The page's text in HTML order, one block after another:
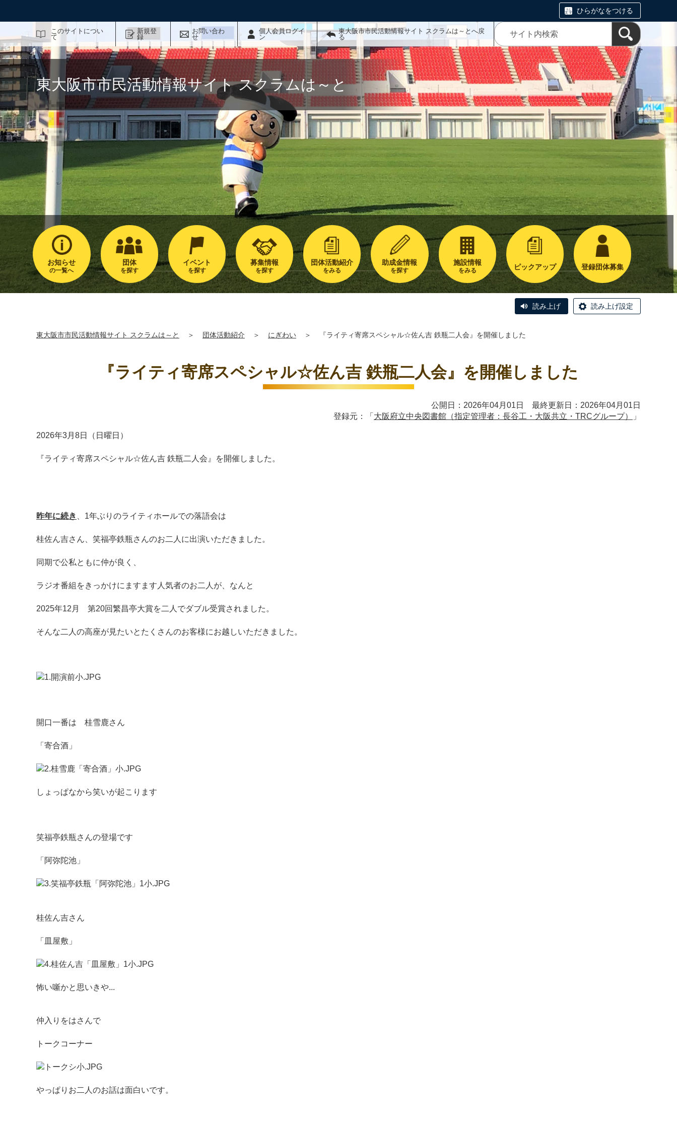
ひらがなをつける
このサイトについ
て
新規登
録
お問い合わ
せ
個人会員ログイ
ン
東大阪市市民活動情報サイト スクラムは～とへ戻
る
東大阪市市民活動情報サイト スクラムは～と
お知らせ
の一覧へ
団体
を探す
イベント
を探す
募集情報
を探す
団体活動紹介
をみる
助成金情報
を探す
施設情報
をみる ピックアップ 登録団体募集
読み上げ 読み上げ設定
東大阪市市民活動情報サイト スクラムは～と ＞ 団体活動紹介 ＞ にぎわい ＞ 『ライティ寄席スペシャル☆佐ん吉 鉄瓶二人会』を開催しました
『ライティ寄席スペシャル☆佐ん吉 鉄瓶二人会』を開催しました
公開日：2026年04月01日 最終更新日：2026年04月01日
登録元：「 大阪府立中央図書館（指定管理者：長谷工・大阪共立・TRCグループ） 」
2026年3月8日（日曜日）
『ライティ寄席スペシャル☆佐ん吉 鉄瓶二人会』を開催しました。
昨年に続き 、1年ぶりのライティホールでの落語会は
桂佐ん吉さん、笑福亭鉄瓶さんのお二人に出演いただきました。
同期で公私ともに仲が良く、
ラジオ番組をきっかけにますます人気者のお二人が、なんと
2025年12月 第20回繁昌亭大賞を二人でダブル受賞されました。
そんな二人の高座が見たいとたくさんのお客様にお越しいただきました。
開口一番は 桂雪鹿さん
「寄合酒」
しょっぱなから笑いが起こります
笑福亭鉄瓶さんの登場です
「阿弥陀池」
桂佐ん吉さん
「皿屋敷」
怖い噺かと思いきや...
仲入りをはさんで
トークコーナー
やっぱりお二人のお話は面白いです。